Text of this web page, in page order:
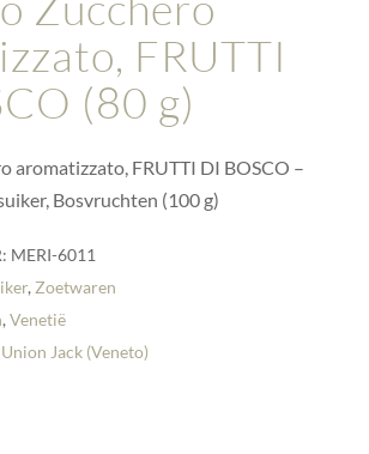
FRUTTI
(80 g)
aromatizzato, FRUTTI DI BOSCO –
Bosvruchten (100 g)
MERI-6011
, Zoetwaren
,Venetië
Jack (Veneto)